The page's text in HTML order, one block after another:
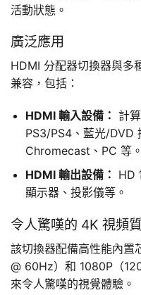
活動狀態。
廣泛應用
HDMI 分配器切換器與多
兼容，包括：
HDMI 輸入設備： 計
PS3/PS4、藍光/DVD
Chromecast、PC 等。
HDMI 輸出設備： HD
顯示器、投影儀等。
令人驚嘆的 4K 視頻
該切換器配備高性能內
@ 60Hz）和 1080P（
來令人驚嘆的視覺體驗。